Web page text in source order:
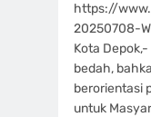
https://
20250708-
Kota
bedah,
berorientasi
untuk